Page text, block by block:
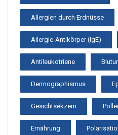
Allergien durch Erdnüsse
Allergie-Antikörper (IgE)
Antileukotriene
Dermographismus
Gesichtsekzem
Ernährung